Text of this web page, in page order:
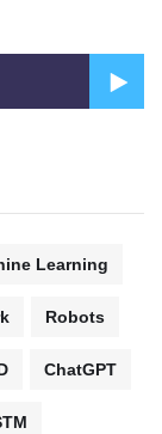
Learning
Robots
ChatGPT